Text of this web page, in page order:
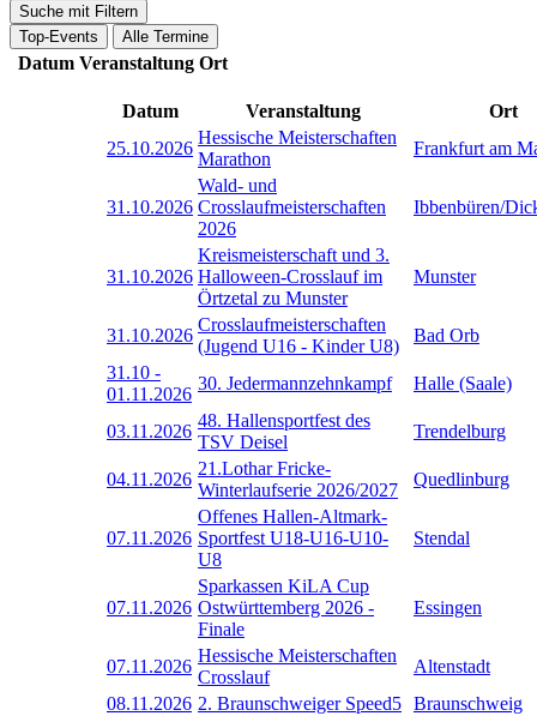
Suche mit Filtern
Top-Events
Alle Termine
Datum Veranstaltung Ort
Datum Veranstaltung
Ort
25.10.2026
Hessische Meisterschaften
Marathon
Frankfurt am
31.10.2026
Wald- und
Crosslaufmeisterschaften
2026
Ibbenbüren/
31.10.2026
Kreismeisterschaft und 3.
Halloween-Crosslauf im
Örtzetal zu Munster
Munster
31.10.2026
Crosslaufmeisterschaften
(Jugend U16 - Kinder U8)
Bad Orb
31.10 -
01.11.2026
30. Jedermannzehnkampf Halle (Saale)
03.11.2026
48. Hallensportfest des
TSV Deisel
Trendelburg
04.11.2026
21.Lothar Fricke-
Winterlaufserie 2026/2027
Quedlinburg
07.11.2026
Offenes Hallen-Altmark-
Sportfest U18-U16-U10-
U8
Stendal
07.11.2026
Sparkassen KiLA Cup
Ostwürttemberg 2026 -
Finale
Essingen
07.11.2026
Hessische Meisterschaften
Crosslauf
Altenstadt
08.11.2026 2. Braunschweiger Speed5 Braunschweig